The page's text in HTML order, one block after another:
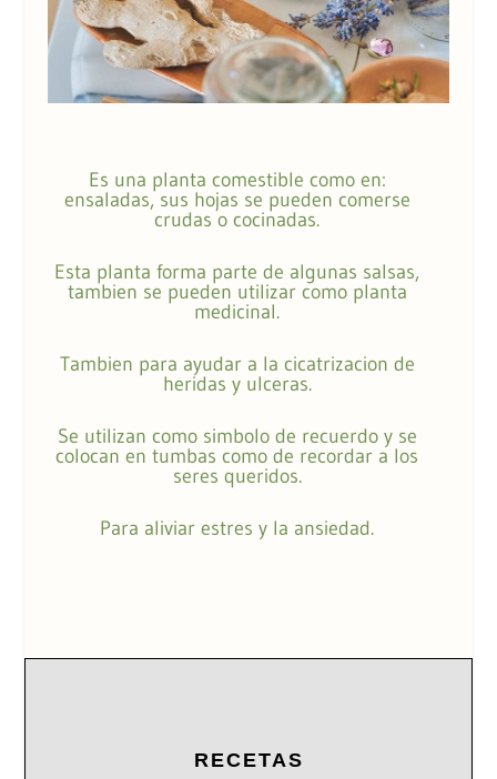
Es una planta comestible como en:
ensaladas, sus hojas se pueden comerse
crudas o cocinadas.
Esta planta forma parte de algunas salsas,
tambien se pueden utilizar como planta
medicinal.
Tambien para ayudar a la cicatrizacion de
heridas y ulceras.
Se utilizan como simbolo de recuerdo y se
colocan en tumbas como de recordar a los
seres queridos.
Para aliviar estres y la ansiedad.
RECETAS